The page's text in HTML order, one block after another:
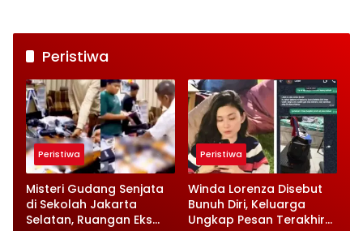
Peristiwa
Peristiwa
Misteri Gudang Senjata
di Sekolah Jakarta
Selatan, Ruangan Eks
Peristiwa
Winda Lorenza Disebut
Bunuh Diri, Keluarga
Ungkap Pesan Terakhir